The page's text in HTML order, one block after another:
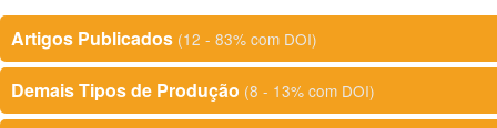
Artigos Publicados (12 - 83% com DOI)
Demais Tipos de Produção (8 - 13% com DOI)